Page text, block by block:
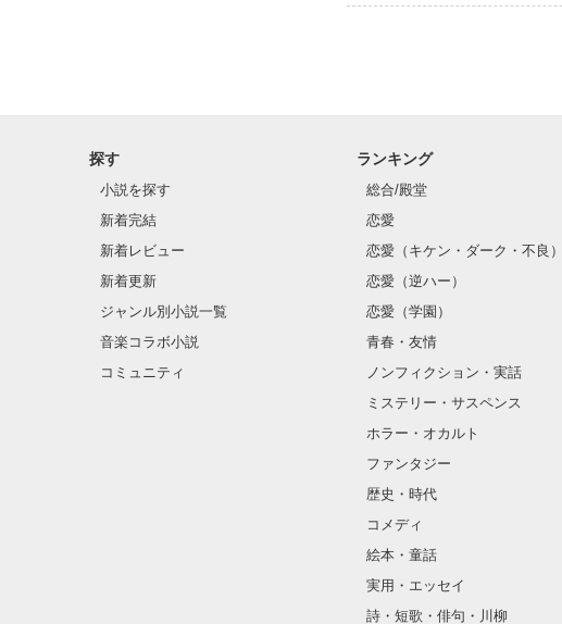
探す
小説を探す
新着完結
新着レビュー
新着更新
ジャンル別小説一覧
音楽コラボ小説
コミュニティ
ランキング
総合/殿堂
恋愛
恋愛（キケン・ダーク・不良）
恋愛（逆ハー）
恋愛（学園）
青春・友情
ノンフィクション・実話
ミステリー・サスペンス
ホラー・オカルト
ファンタジー
歴史・時代
コメディ
絵本・童話
実用・エッセイ
詩・短歌・俳句・川柳